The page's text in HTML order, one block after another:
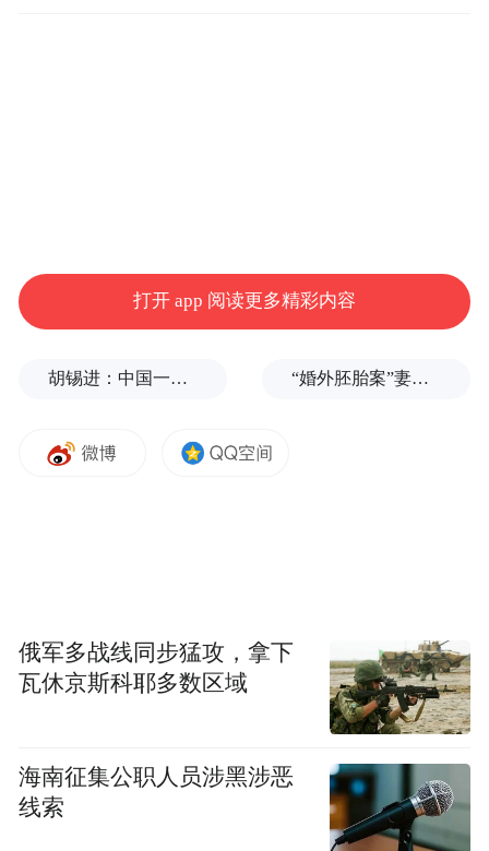
真钞和道具，手把手教大家通过“看光彩光
变、看对印图案、摸雕刻凹印”等技巧快速识
打开 app 阅读更多精彩内容
胡锡进：中国一天怒回五拳，中美最新较量会走多远？ “婚外胚胎案”妻子：患病期间男方疑似多次有外遇，第三者经营的茶馆距自己家步行仅15分钟
俄军多战线同步猛攻，拿下
瓦休京斯科耶多数区域
海南征集公职人员涉黑涉恶
线索